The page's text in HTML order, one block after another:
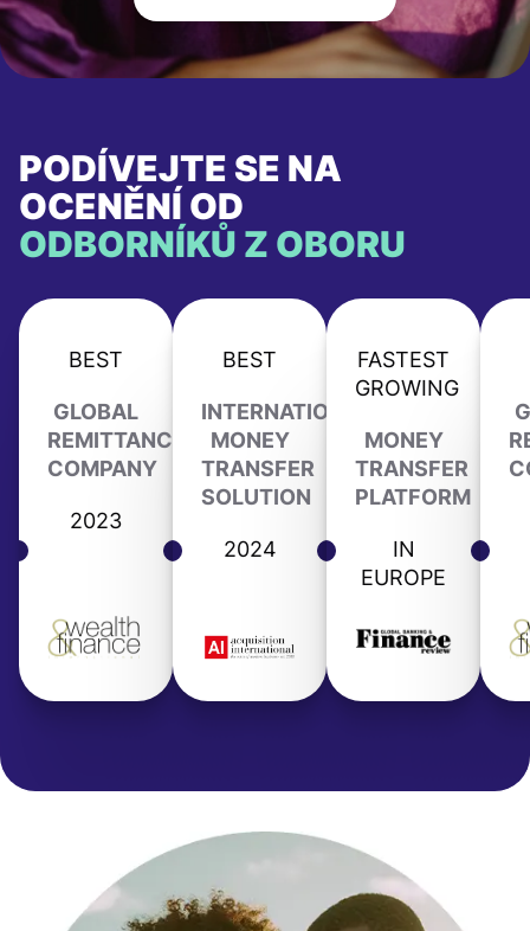
PODÍVEJTE SE NA
OCENĚNÍ OD
ODBORNÍKŮ Z OBORU
BEST
GLOBAL
REMITTANCE
COMPANY
2023
BEST
INTERNATIONAL
MONEY
TRANSFER
SOLUTION
2024
FASTEST
GROWING
MONEY
TRANSFER
PLATFORM
IN
EUROPE